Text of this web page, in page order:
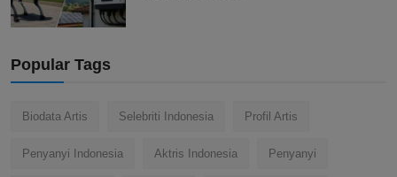
Popular Tags
Biodata Artis Selebriti Indonesia Profil Artis
Penyanyi Indonesia Aktris Indonesia Penyanyi